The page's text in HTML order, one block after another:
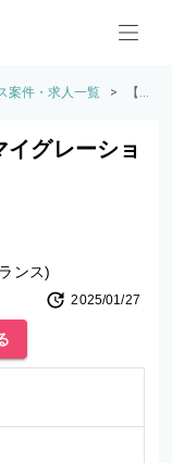
案件・求人一覧 >
【C
L】
マ
レ
ョ
イグレーショ
ンス)
2025/01/27